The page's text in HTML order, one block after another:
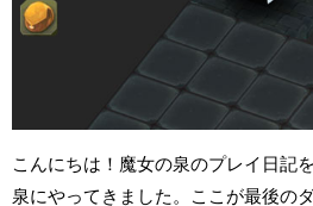
こんにちは！魔女の泉のプレイ日記
泉にやってきました。ここが最後の